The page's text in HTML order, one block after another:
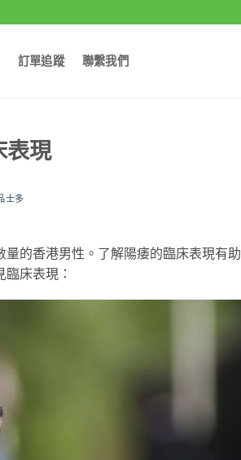
訂單追蹤 聯繫我們
表現
士多
量的香港男性。了解陽痿的臨床表現有助
床表現：